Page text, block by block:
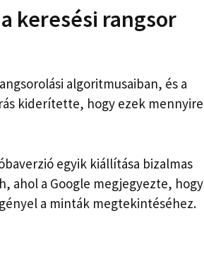
keresési rangsor
algoritmusaiban, és a
kiderítette, hogy ezek mennyire
egyik kiállítása bizalmas
ahol a Google megjegyezte, hogy
a minták megtekintéséhez.